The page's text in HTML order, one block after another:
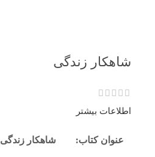
شاهکار زندگی
اطلاعات بیشتر
عنوان کتاب: شاهکار زندگی